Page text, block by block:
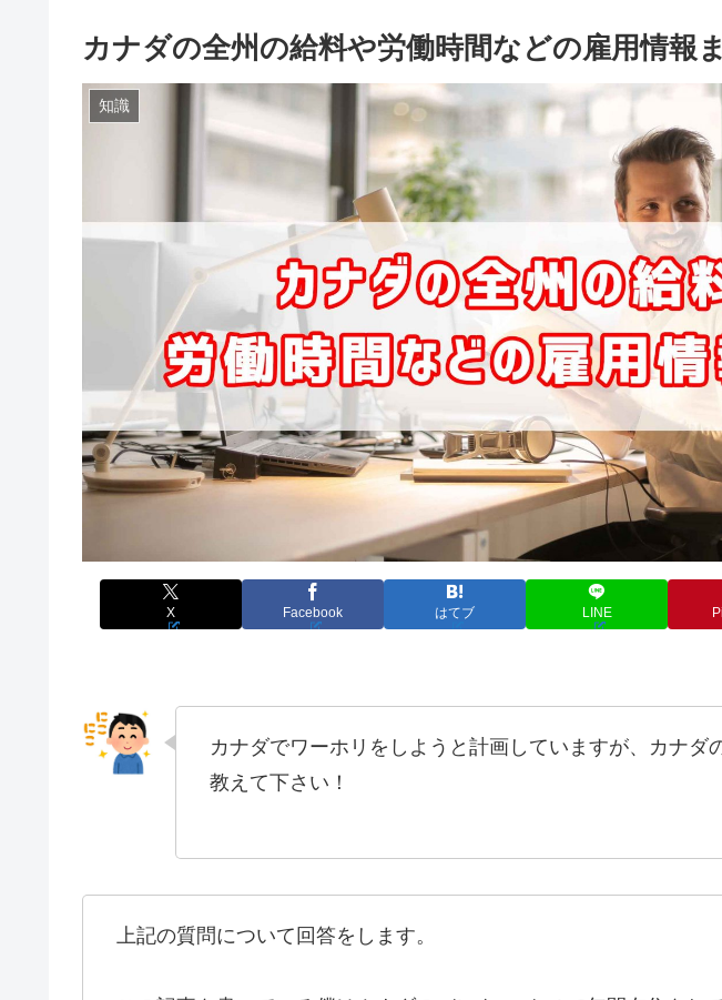
カナダの全州の給料や労働時間などの雇用情報
知識
X Facebook はてブ LINE
カナダでワーホリをしようと計画していますが、カナダ
教えて下さい！
上記の質問について回答をします。